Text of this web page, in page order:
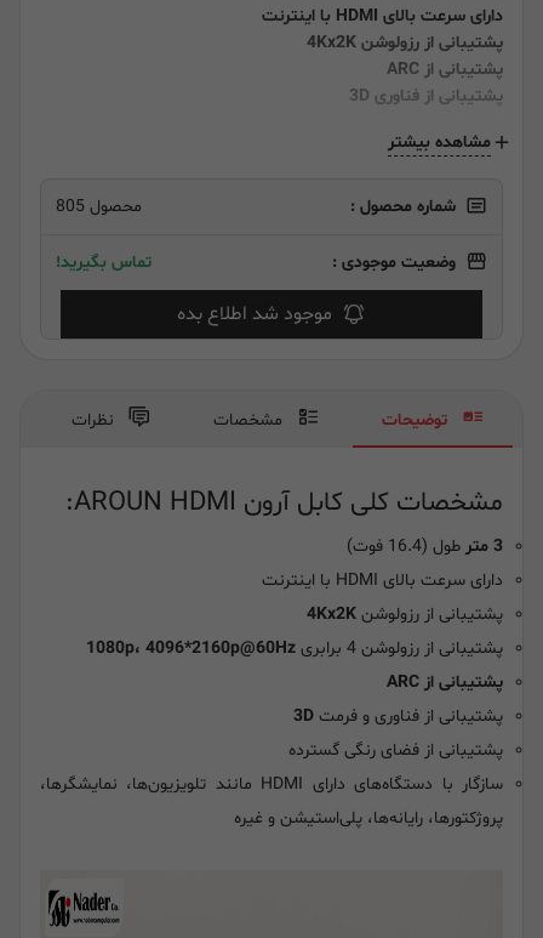
دارای سرعت بالای HDMI با اینترنت
پشتیبانی از رزولوشن 4Kx2K
پشتیبانی از ARC
پشتیبانی از فناوری 3D
مشاهده بیشتر
شماره محصول : محصول 805
وضعیت موجودی : تماس بگیرید!
موجود شد اطلاع بده
مشخصات کلی کابل آرون AROUN HDMI:
3 متر
طول (16.4 فوت)
دارای سرعت بالای HDMI با اینترنت
پشتیبانی از رزولوشن 4Kx2K
پشتیبانی از رزولوشن 4 برابری
1080p، 4096*2160p@60Hz
پشتیبانی از ARC
پشتیبانی از فناوری و فرمت 3D
پشتیبانی از فضای رنگی گسترده
سازگار با دستگاه‌های دارای HDMI مانند تلویزیون‌ها، نمایشگرها،
پروژکتورها، رایانه‌ها، پلی‌استیشن و غیره